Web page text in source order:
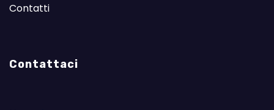
Contatti
Contattaci